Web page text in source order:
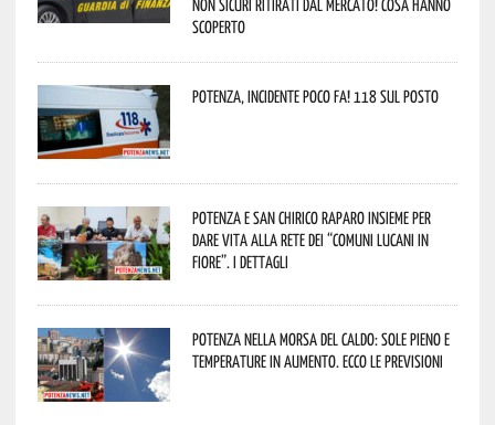
non sicuri ritirati dal mercato! Cosa hanno
scoperto
Potenza, incidente poco fa! 118 sul posto
Potenza e San Chirico Raparo insieme per
dare vita alla rete dei “Comuni Lucani in
Fiore”. I dettagli
Potenza nella morsa del caldo: sole pieno e
temperature in aumento. Ecco le previsioni